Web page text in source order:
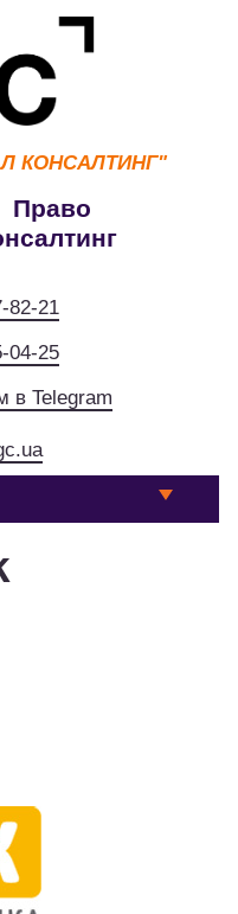
КОНСАЛТИНГ"
Право
82-21
04-25
в Telegram